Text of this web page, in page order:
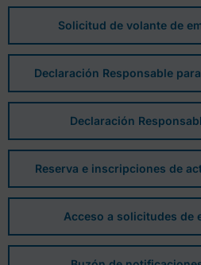
Solicitud de volante de
Declaración Responsable
Declaración
Reserva e inscripciones de
Acceso a solicitudes de